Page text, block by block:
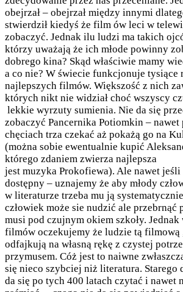
obejrzał – obejrzał między innymi
stwierdził kiedyś że film ów leci w
zobaczyć. Jednak ilu ludzi ma takich
którzy uważają że ich młode powinny
dobrego kina? Skąd właściwie mamy
a co nie? W świecie funkcjonuje tysiące
najlepszych filmów. Większość z nich
których nikt nie widział choć wszyscy
lekkie wyrzuty sumienia. Nie da się
zobaczyć Pancernika Potiomkin –
chęciach trza czekać aż pokażą go na
(można sobie ewentualnie kupić
którego zdaniem zwierza najlepsza
jest muzyka Prokofiewa). Ale nawet
dostępny – uznajemy że aby młody
w literaturze trzeba mu ją
człowiek może sie nudzić ale przebrnąć
musi pod czujnym okiem szkoły.
filmów oczekujemy że ludzie tą filmową
odfajkują na własną rękę z czystej
przymusem. Cóż jest to naiwne
się nieco szybciej niż literatura. Starego
da się po tych 400 latach czytać i nawet